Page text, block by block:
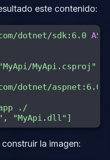
este contenido:
dotnet/sdk:6.0 AS
MyApi.csproj"
dotnet/aspnet:6.0
./
"MyApi.dll"]
la imagen: